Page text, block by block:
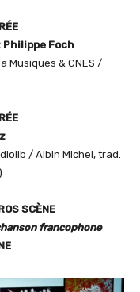
ÉE
Foch
Musiques & CNES /
ÉE
/ Albin Michel, trad.
SCÈNE
francophone